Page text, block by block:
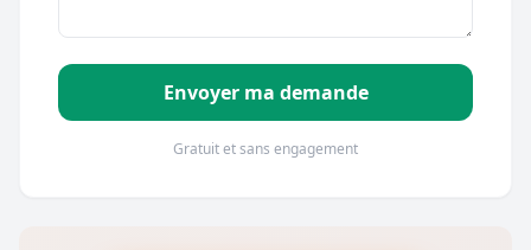
Envoyer ma demande
Gratuit et sans engagement